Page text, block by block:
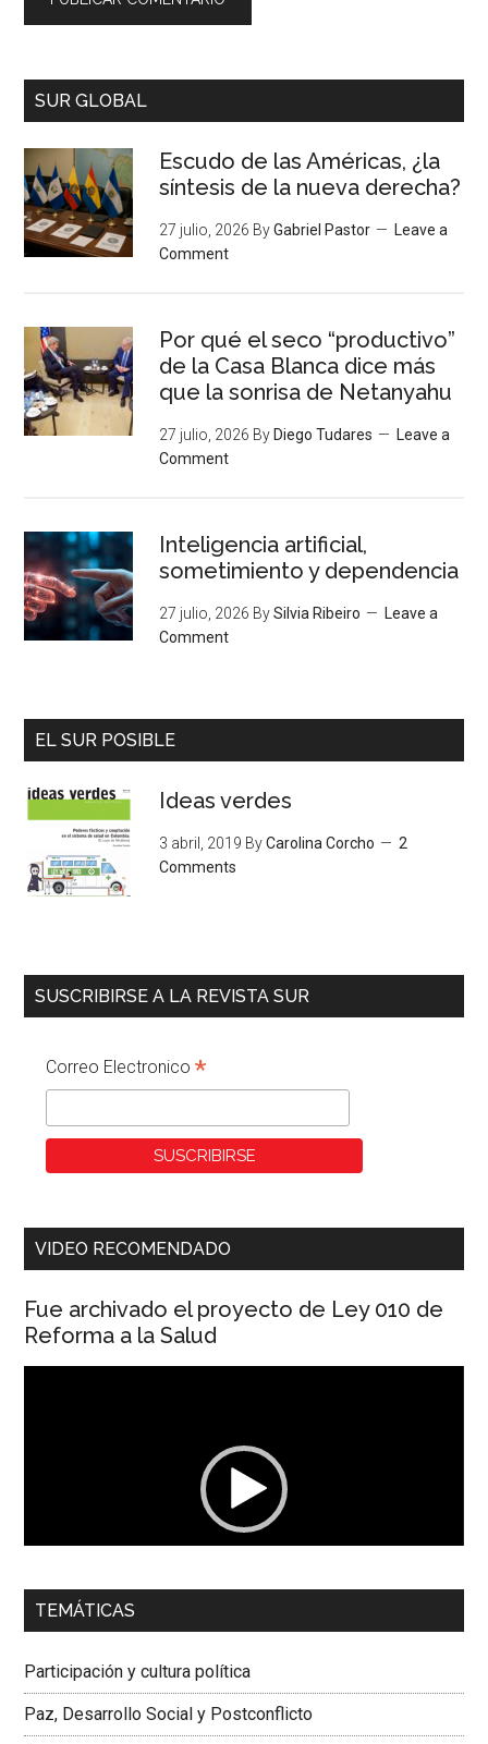
SUR GLOBAL
Escudo de las Américas, ¿la
síntesis de la nueva derecha?
27 julio, 2026 ByGabriel Pastor
Leave a
Comment
Por qué el seco “productivo”
de la Casa Blanca dice más
que la sonrisa de Netanyahu
27 julio, 2026 By Diego Tudares
Leave a
Comment
Inteligencia artificial,
sometimiento y dependencia
27 julio, 2026 BySilvia Ribeiro
Leave a
Comment
EL SUR POSIBLE
Ideas verdes
3 abril, 2019 ByCarolina Corcho
2
Comments
SUSCRIBIRSE A LA REVISTA SUR
Correo Electronico*
VIDEO RECOMENDADO
Fue archivado el proyecto de Ley 010 de
Reforma a la Salud
00:00 01:04
Dra. Carolina Corcho Mejía,Presidenta Corporación
Colombiana
TEMÁTICAS
Participación y cultura política
Paz, Desarrollo Social y Postconflicto